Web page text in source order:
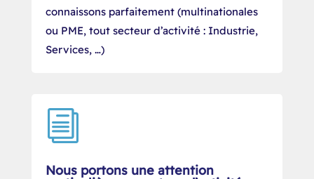
connaissons parfaitement (multinationales
ou PME, tout secteur d’activité : Industrie,
Services, …)
i
Nous portons une attention